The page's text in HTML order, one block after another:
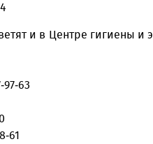
и в Центре гигиены и
63
61